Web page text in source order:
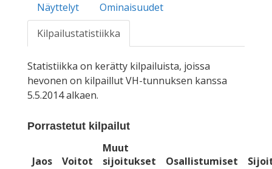
Näyttelyt
Ominaisuudet
Kilpailustatistiikka
Statistiikka on kerätty kilpailuista, joissa
hevonen on kilpaillut VH-tunnuksen kanssa
5.5.2014 alkaen.
Porrastetut kilpailut
Jaos Voitot
Muut
sijoitukset
Osallistumiset